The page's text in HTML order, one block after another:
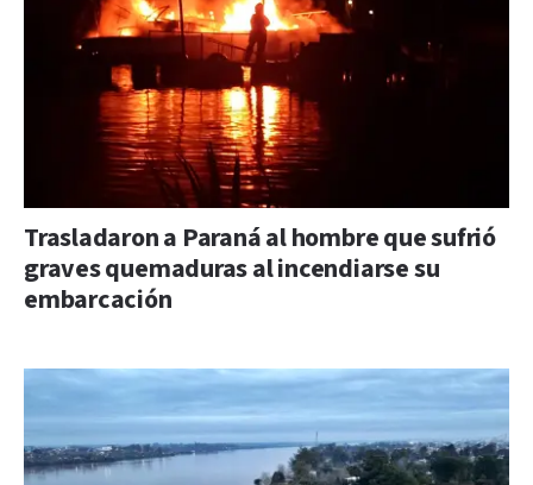
Trasladaron a Paraná al hombre que sufrió
graves quemaduras al incendiarse su
embarcación